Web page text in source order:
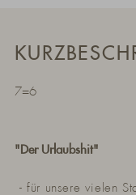
7=6
"Der Urlaubshit"
- für unsere vielen